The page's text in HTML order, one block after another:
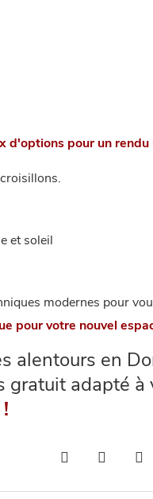
d'options pour un rendu
et soleil
modernes pour
pour votre nouvel
alentours en
gratuit adapté à